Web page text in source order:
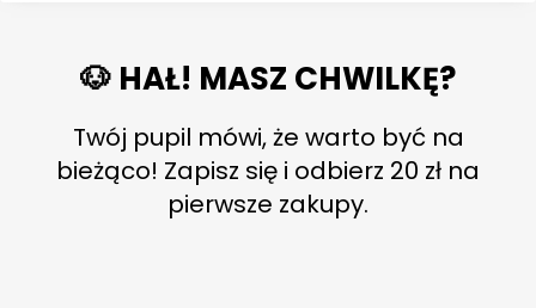
🐶 HAŁ! MASZ CHWILKĘ?
Twój pupil mówi, że warto być na
bieżąco! Zapisz się i odbierz 20 zł na
pierwsze zakupy.